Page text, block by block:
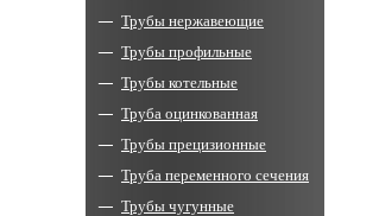
Трубы нержавеющие
Трубы профильные
Трубы котельные
Труба оцинкованная
Трубы прецизионные
Труба переменного сечения
Трубы чугунные